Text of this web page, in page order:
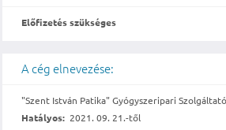
Előfizetés szükséges
A cég elnevezése:
"Szent István Patika" Gyógyszeripari
Hatályos: 2021. 09. 21.-től